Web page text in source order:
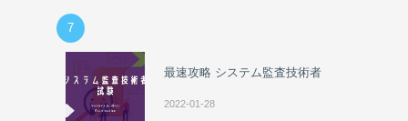
7
最速攻略 システム監査技術者
2022-01-28